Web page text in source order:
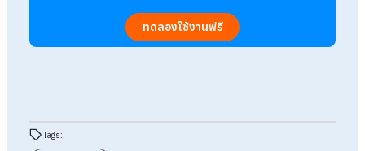
สร้างบรรยากาศการสัมภาษณ์ที่เป็นกันเอง เพื่อให้ผู้สมัครรู้สึก
ผ่อนคลายและแสดงความสามารถออกมาได้อย่างเต็มที่
HR ควรพิจารณาอะไรบ้าง